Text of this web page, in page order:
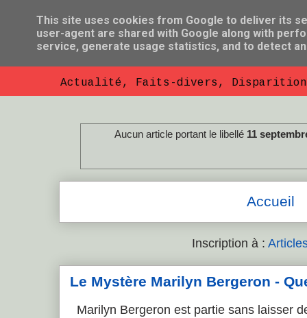
So Florent B
Actualité, Faits-divers,
Aucun article portant le libellé 11
Accueil
Inscription à :
Le Mystère Marilyn Bergeron -
Marilyn Bergeron est partie sans laisser
This site uses cookies from Google to deliver its
user-agent are shared with Google along with
service, generate usage statistics, and to detect